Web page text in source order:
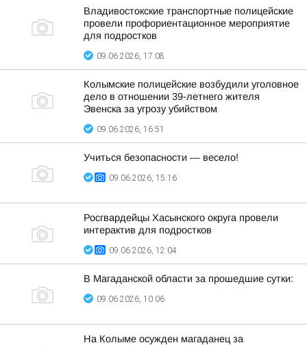
Владивостокские транспортные полицейские
провели профориентационное мероприятие
для подростков
09.06.2026, 17:08
Колымские полицейские возбудили уголовное
дело в отношении 39-летнего жителя
Эвенска за угрозу убийством
09.06.2026, 16:51
Учиться безопасности — весело!
09.06.2026, 15:16
Росгвардейцы Хасынского округа провели
интерактив для подростков
09.06.2026, 12:04
В Магаданской области за прошедшие сутки:
09.06.2026, 10:06
На Колыме осужден магаданец за